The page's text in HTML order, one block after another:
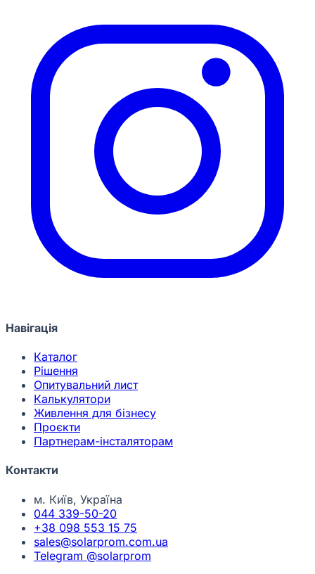
Навігація
Каталог
Рішення
Опитувальний лист
Калькулятори
Живлення для бізнесу
Проєкти
Партнерам-інсталяторам
Контакти
м. Київ, Україна
044 339-50-20
+38 098 553 15 75
sales@solarprom.com.ua
Telegram @solarprom